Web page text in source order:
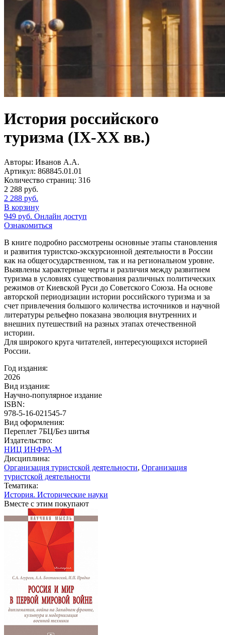
История российского
туризма (IX-XX вв.)
Авторы: Иванов А.А.
Артикул: 868845.01.01
Количество страниц: 316
2 288 руб.
2 288 руб.
В корзину
949 руб. Онлайн доступ
Ознакомиться
В книге подробно рассмотрены основные этапы становления
и развития туристско-экскурсионной деятельности в России
как на общегосударственном, так и на региональном уровне.
Выявлены характерные черты и различия между развитием
туризма в условиях существования различных политических
режимов от Киевской Руси до Советского Союза. На основе
авторской периодизации истории российского туризма и за
счет привлечения большого количества источников и научной
литературы рельефно показана эволюция внутренних и
внешних путешествий на разных этапах отечественной
истории.
Для широкого круга читателей, интересующихся историей
России.
Год издания:
2026
Вид издания:
Научно-популярное издание
ISBN:
978-5-16-021545-7
Вид оформления:
Переплет 7БЦ/Без шитья
Издательство:
НИЦ ИНФРА-М
Дисциплина:
Организация туристской деятельности, Организация
туристской деятельности
Тематика:
История. Исторические науки
Вместе с этим покупают